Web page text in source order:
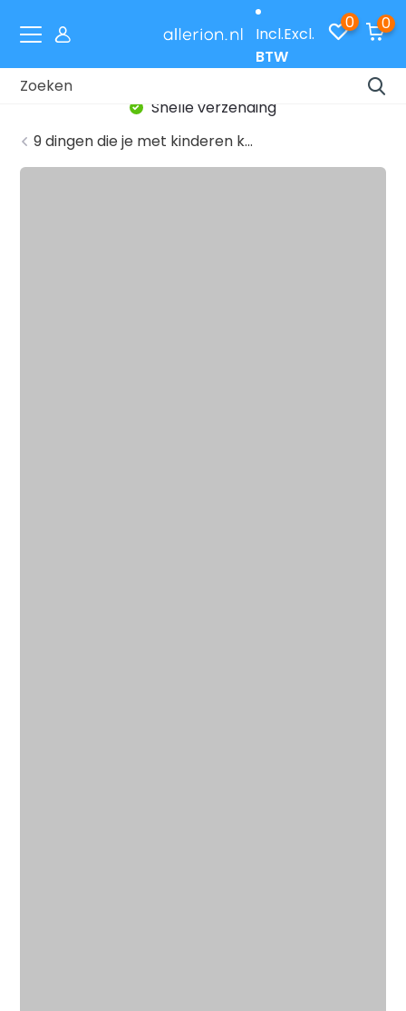
Incl.Excl.
BTW
0 0
Snelle verzending
9 dingen die je met kinderen k...